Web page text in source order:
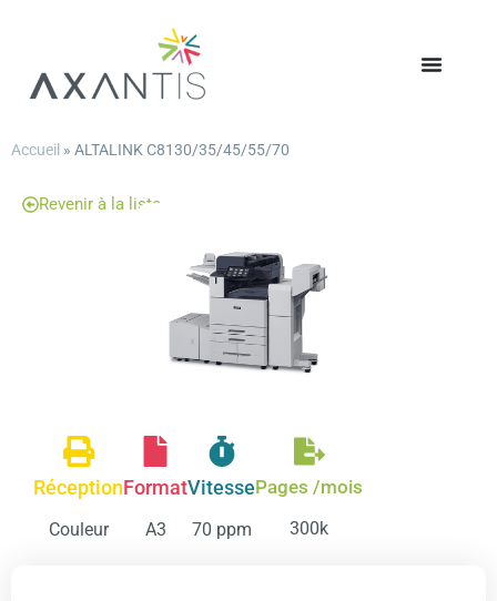
Accueil » ALTALINK C8130/35/45/55/70
Revenir à la liste
Réception
Couleur
Format
A3
Vitesse
70 ppm
Pages /mois
300k